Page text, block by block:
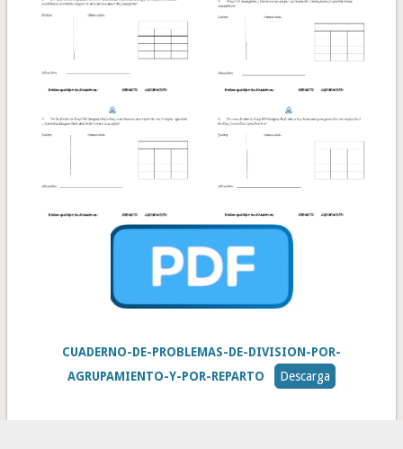
CUADERNO-DE-PROBLEMAS-DE-DIVISION-POR-
AGRUPAMIENTO-Y-POR-REPARTO
Descarga